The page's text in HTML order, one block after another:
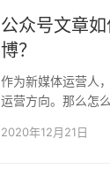
公众号文章
博？
作为新媒体运营人
运营方向。那么怎
2020年12月21日